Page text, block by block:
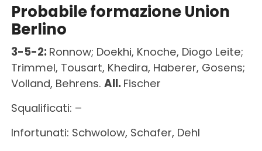
Probabile formazione Union
Berlino
3-5-2: Ronnow; Doekhi, Knoche, Diogo Leite;
Trimmel, Tousart, Khedira, Haberer, Gosens;
Volland, Behrens. All. Fischer
Squalificati: –
Infortunati: Schwolow, Schafer, Dehl